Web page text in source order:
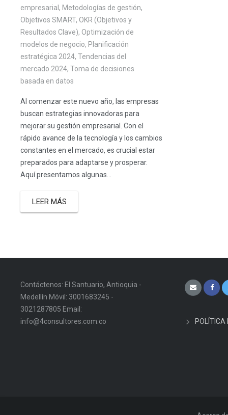
empresarial, Metodologías de gestión,
Objetivos SMART, OKR (Objetivos y
Resultados Clave), Optimización de
modelos de negocio, Planificación
estratégica 2024, Tendencias del
mercado 2024, Toma de decisiones
basada en datos
Al comenzar este nuevo año, las empresas
buscan estrategias innovadoras para
mejorar su gestión empresarial. Con el
rápido avance de la tecnología y los cambios
constantes en el mercado, es crucial estar
preparados para adaptarse y prosperar.
Aquí presentamos algunas...
LEER MÁS
Contáctenos: El Santuario, Antioquia -
Medellín Móvil: 3001683245 -
3021287805 Email:
info@4consultores.com.co
POLÍTICA